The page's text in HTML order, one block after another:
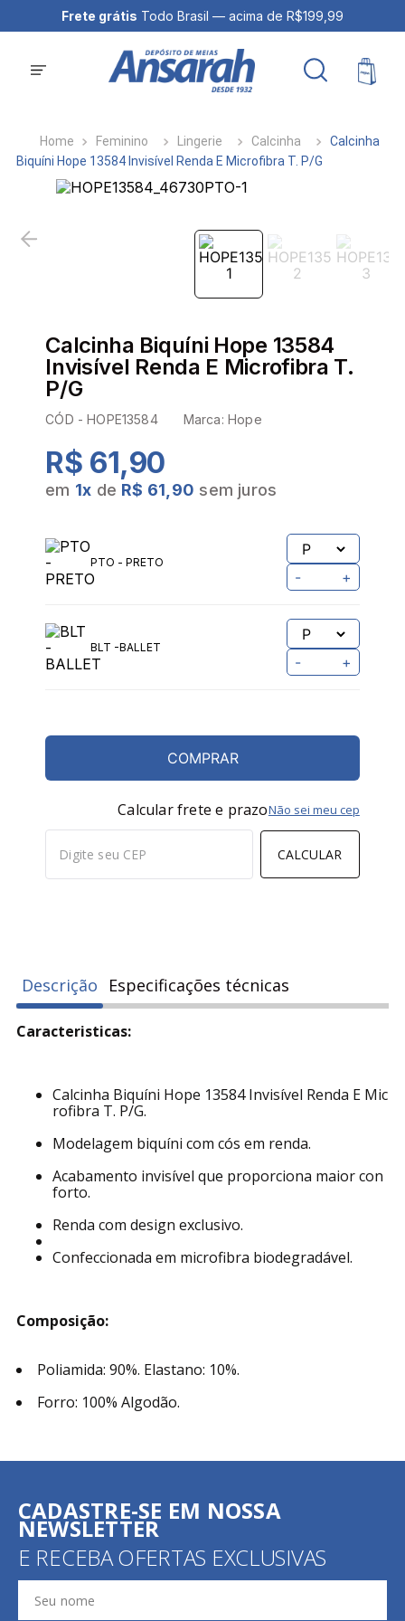
Frete grátis Todo Brasil — acima de R$199,99
Feminino Lingerie Calcinha
Calcinha
Biquíni Hope 13584 Invisível Renda E Microfibra T. P/G
Calcinha Biquíni Hope 13584
Invisível Renda E Microfibra T.
P/G
CÓD -HOPE13584 Marca:Hope
R$ 61,90
em 1x de R$ 61,90 sem juros
PTO - PRETO
- +
BLT -BALLET
- +
COMPRAR
Calcular frete e prazo
CALCULAR
Não sei meu cep
Descrição Especificações técnicas
Caracteristicas:
Calcinha Biquíni Hope 13584 Invisível Renda E Mic
rofibra T. P/G.
Modelagem biquíni com cós em renda.
Acabamento invisível que proporciona maior con
forto.
Renda com design exclusivo.
Confeccionada em microfibra biodegradável.
Composição:
Poliamida: 90%. Elastano: 10%.
Forro: 100% Algodão.
CADASTRE-SE EM NOSSA
NEWSLETTER
E RECEBA OFERTAS EXCLUSIVAS